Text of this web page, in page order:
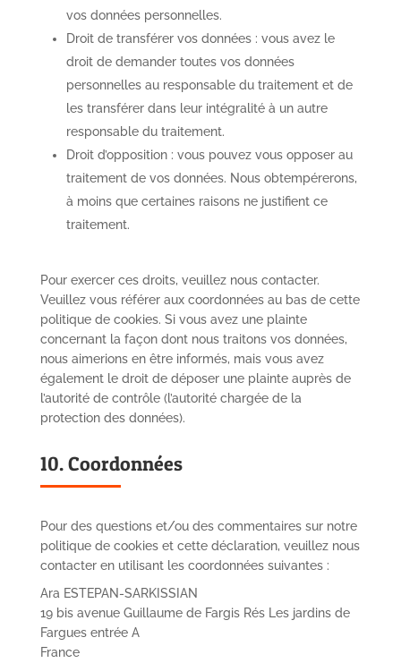
vos données personnelles.
Droit de transférer vos données : vous avez le
droit de demander toutes vos données
personnelles au responsable du traitement et de
les transférer dans leur intégralité à un autre
responsable du traitement.
Droit d’opposition : vous pouvez vous opposer au
traitement de vos données. Nous obtempérerons,
à moins que certaines raisons ne justifient ce
traitement.
Pour exercer ces droits, veuillez nous contacter.
Veuillez vous référer aux coordonnées au bas de cette
politique de cookies. Si vous avez une plainte
concernant la façon dont nous traitons vos données,
nous aimerions en être informés, mais vous avez
également le droit de déposer une plainte auprès de
l’autorité de contrôle (l’autorité chargée de la
protection des données).
10. Coordonnées
Pour des questions et/ou des commentaires sur notre
politique de cookies et cette déclaration, veuillez nous
contacter en utilisant les coordonnées suivantes :
Ara ESTEPAN-SARKISSIAN
19 bis avenue Guillaume de Fargis Rés Les jardins de
Fargues entrée A
France